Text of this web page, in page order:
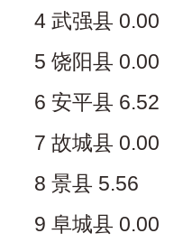
4 武强县 0.00
5 饶阳县 0.00
6 安平县 6.52
7 故城县 0.00
8 景县 5.56
9 阜城县 0.00